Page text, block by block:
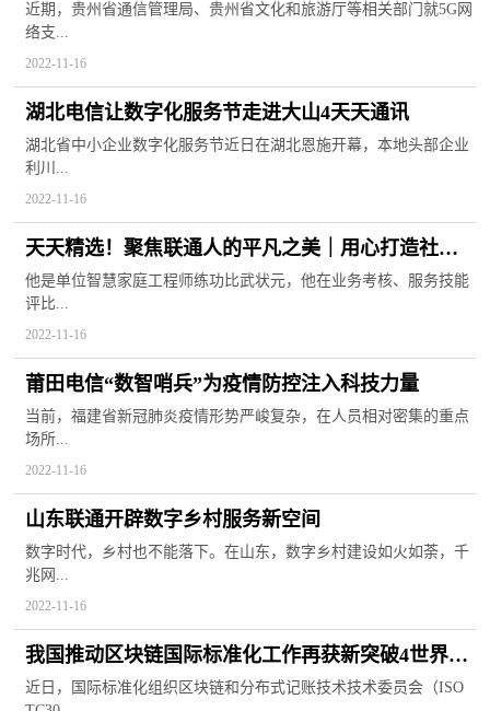
近期，贵州省通信管理局、贵州省文化和旅游厅等相关部门就5G网
络支...
2022-11-16
湖北电信让数字化服务节走进大山4天天通讯
湖北省中小企业数字化服务节近日在湖北恩施开幕，本地头部企业
利川...
2022-11-16
天天精选！聚焦联通人的平凡之美｜用心打造社区
服务名片
记天津联通服务之星、河东分公司卫国道网格智家
工程师冯加生
他是单位智慧家庭工程师练功比武状元，他在业务考核、服务技能
评比...
2022-11-16
莆田电信“数智哨兵”为疫情防控注入科技力量
当前，福建省新冠肺炎疫情形势严峻复杂，在人员相对密集的重点
场所...
2022-11-16
山东联通开辟数字乡村服务新空间
数字时代，乡村也不能落下。在山东，数字乡村建设如火如荼，千
兆网...
2022-11-16
我国推动区块链国际标准化工作再获新突破4世界今
亮点
近日，国际标准化组织区块链和分布式记账技术技术委员会（ISO